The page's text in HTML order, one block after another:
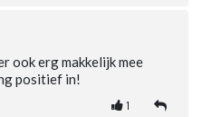
ook erg makkelijk mee
positief in!
1